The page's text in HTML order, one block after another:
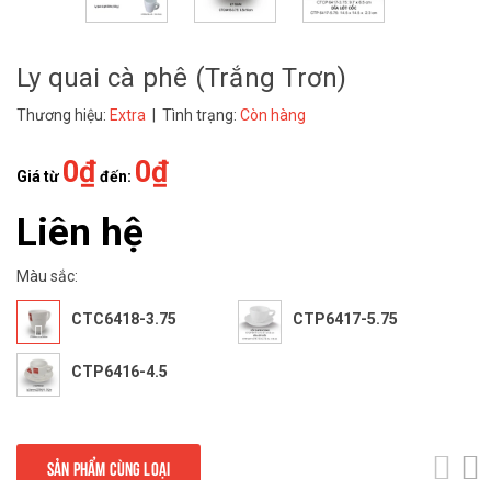
Ly quai cà phê (Trắng Trơn)
Thương hiệu: Extra | Tình trạng: Còn hàng
Giá từ 0₫đến: 0₫
Liên hệ
Màu sắc:
CTC6418-3.75 CTP6417-5.75
CTP6416-4.5
SẢN PHẨM CÙNG LOẠI